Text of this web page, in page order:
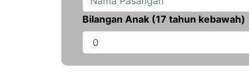
Bilangan Anak (17 tahun kebawah)